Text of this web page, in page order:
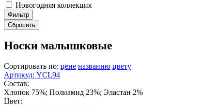
Новогодняя коллекция
Фильтр
Сбросить
Носки малышковые
Сортировать по: цене названию цвету
Артикул: YCL94
Состав:
Хлопок 75%; Полиамид 23%; Эластан 2%
Цвет: